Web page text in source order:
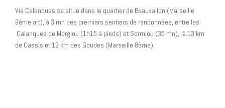
Via Calanques se situe dans le quartier de Beauvallon (Marseille
9ème art), à 3 mn des premiers sentiers de randonnées, entre les
Calanques de Morgiou (1h15 à pieds) et Sormiou (35 mn), à 13 km
de Cassis et 12 km des Goudes (Marseille 8ème).